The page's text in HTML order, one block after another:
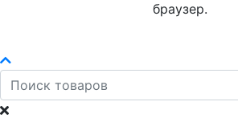
браузер.